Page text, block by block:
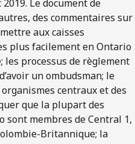
Le document de
des commentaires sur
aux caisses
plus facilement en Ontario
processus de règlement
un ombudsman; le
centraux et des
que la plupart des
sont membres de Central 1,
Britannique; la